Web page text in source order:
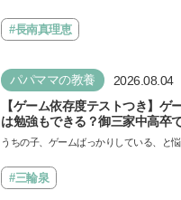
できると子どもに知ってほしい
ザ…#長南真理恵
パパママの教養 2026.08.04
【ゲーム依存度テストつき】ゲ
は勉強もできる？御三家中高卒
師・阿部智史さんが教えるゲー
うちの子、ゲームばっかりしている、と
も…#三輪泉